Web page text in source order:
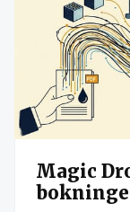
Magic